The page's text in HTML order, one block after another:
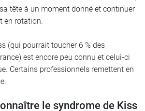
tête à un moment donné et continuer
en rotation.
(qui pourrait toucher 6 % des
est encore peu connu et celui-ci
Certains professionnels remettent en
le syndrome de Kiss